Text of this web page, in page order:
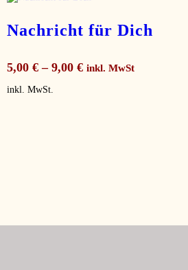
Nachricht für Dich
5,00 €– 9,00 € inkl. MwSt
inkl. MwSt.